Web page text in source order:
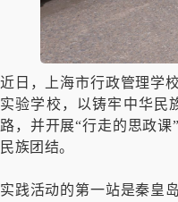
近日，上海市行政管理学
实验学校，以铸牢中华民
路，并开展“行走的思政
民族团结。
实践活动的第一站是秦皇